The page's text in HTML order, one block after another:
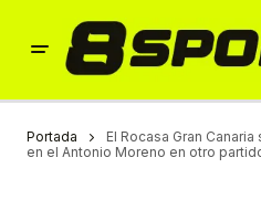
Portada
El Rocasa Gran
en el Antonio Moreno en otro